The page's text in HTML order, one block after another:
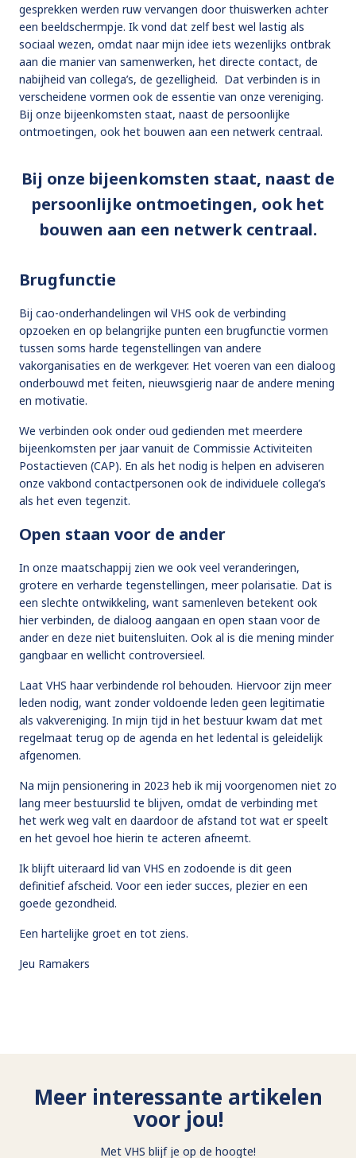
gesprekken werden ruw vervangen door thuiswerken achter
een beeldschermpje. Ik vond dat zelf best wel lastig als
sociaal wezen, omdat naar mijn idee iets wezenlijks ontbrak
aan die manier van samenwerken, het directe contact, de
nabijheid van collega’s, de gezelligheid. Dat verbinden is in
verscheidene vormen ook de essentie van onze vereniging.
Bij onze bijeenkomsten staat, naast de persoonlijke
ontmoetingen, ook het bouwen aan een netwerk centraal.
Bij onze bijeenkomsten staat, naast de
persoonlijke ontmoetingen, ook het
bouwen aan een netwerk centraal.
Brugfunctie
Bij cao-onderhandelingen wil VHS ook de verbinding
opzoeken en op belangrijke punten een brugfunctie vormen
tussen soms harde tegenstellingen van andere
vakorganisaties en de werkgever. Het voeren van een dialoog
onderbouwd met feiten, nieuwsgierig naar de andere mening
en motivatie.
We verbinden ook onder oud gedienden met meerdere
bijeenkomsten per jaar vanuit de Commissie Activiteiten
Postactieven (CAP). En als het nodig is helpen en adviseren
onze vakbond contactpersonen ook de individuele collega’s
als het even tegenzit.
Open staan voor de ander
In onze maatschappij zien we ook veel veranderingen,
grotere en verharde tegenstellingen, meer polarisatie. Dat is
een slechte ontwikkeling, want samenleven betekent ook
hier verbinden, de dialoog aangaan en open staan voor de
ander en deze niet buitensluiten. Ook al is die mening minder
gangbaar en wellicht controversieel.
Laat VHS haar verbindende rol behouden. Hiervoor zijn meer
leden nodig, want zonder voldoende leden geen legitimatie
als vakvereniging. In mijn tijd in het bestuur kwam dat met
regelmaat terug op de agenda en het ledental is geleidelijk
afgenomen.
Na mijn pensionering in 2023 heb ik mij voorgenomen niet zo
lang meer bestuurslid te blijven, omdat de verbinding met
het werk weg valt en daardoor de afstand tot wat er speelt
en het gevoel hoe hierin te acteren afneemt.
Ik blijft uiteraard lid van VHS en zodoende is dit geen
definitief afscheid. Voor een ieder succes, plezier en een
goede gezondheid.
Een hartelijke groet en tot ziens.
Jeu Ramakers
Meer interessante artikelen
voor jou!
Met VHS blijf je op de hoogte!